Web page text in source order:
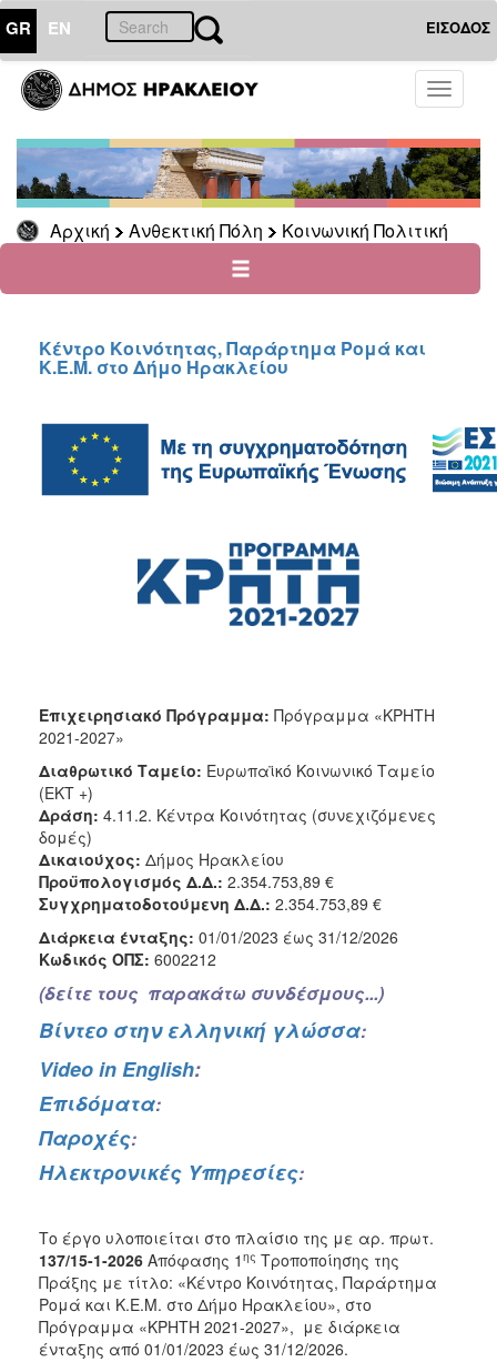
GR EN ΕΙΣΟΔΟΣ
Toggle
Αρχική Ανθεκτική Πόλη Κοινωνική Πολιτική
ΑΝΘΕΚΤΙΚΗ
ΠΟΛΗ
Κοινωνική
Πολιτική
Νέα
Ανακοινώσεις
&
για
Οικονομική
Φυσικές
Καταστροφές
Κέντρα
(Κ.Α.Π.Η.)
Δημιουργικής
Κέντρα
Ημερήσιας
Ηλικιωμένων
(Κ.Η.Φ.Η.)
Κ.Δ.Α.Π.Α.μεΑ.
Αδειοδότηση
&
Έλεγχος
Βρεφονηπιακών
Σταθμών
Δημοτικό
Ξενώνας
Φιλοξενίας
Κέντρο
Κοινότητας
Δράσεις
Φαρμακείο
Κοινωνικό
Παντοπωλείο
Ισότητα
των
Κέντρο Κοινότητας, Παράρτημα Ρομά και
Κ.Ε.Μ. στο Δήμο Ηρακλείου
Επιχειρησιακό Πρόγραμμα: Πρόγραμμα «ΚΡΗΤΗ
2021-2027»
Διαθρωτικό Ταμείο: Ευρωπαϊκό Κοινωνικό Ταμείο
(ΕΚΤ +)
Δράση: 4.11.2. Κέντρα Κοινότητας (συνεχιζόμενες
δομές)
Δικαιούχος: Δήμος Ηρακλείου
Προϋπολογισμός Δ.Δ.: 2.354.753,89 €
Συγχρηματοδοτούμενη Δ.Δ.: 2.354.753,89 €
Διάρκεια ένταξης: 01/01/2023 έως 31/12/2026
Κωδικός ΟΠΣ: 6002212
(δείτε τους παρακάτω συνδέσμους...)
Βίντεο στην ελληνική γλώσσα:
Video in English:
Επιδόματα:
Παροχές:
Ηλεκτρονικές Υπηρεσίες:
Το έργο υλοποιείται στο πλαίσιο της με αρ. πρωτ.
137/15-1-2026 Απόφασης 1 ης Τροποποίησης της
Πράξης με τίτλο: «Κέντρο Κοινότητας, Παράρτημα
Ρομά και Κ.Ε.Μ. στο Δήμο Ηρακλείου», στο
Πρόγραμμα «ΚΡΗΤΗ 2021-2027», με διάρκεια
ένταξης από 01/01/2023 έως 31/12/2026.